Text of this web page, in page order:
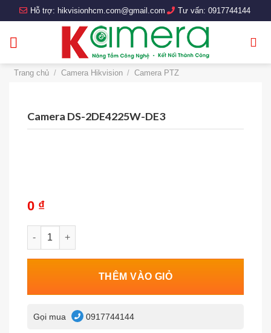
to
content
Hỗ trợ: hikvisionhcm.com@gmail.com Tư vấn: 0917744144
Trang chủ / Camera Hikvision / Camera PTZ
Camera DS-2DE4225W-DE3
0 ₫
Camera DS-2DE4225W-DE3 số lượng
THÊM VÀO GIỎ
Gọi mua 0917744144